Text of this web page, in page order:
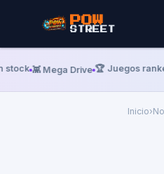
POW
STREET
👾 Mega Drive 🏆 Juegos
Inicio›